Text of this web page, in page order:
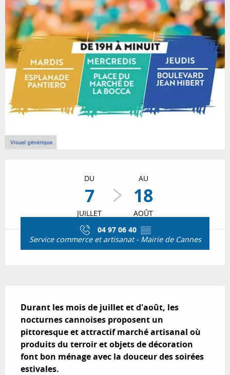
DU
7
JUILLET
AU
18
AOÛT
04 97 06 40 ▒▒
Service commerce et artisanat - Mairie de Cannes
Durant les mois de juillet et d'août, les
nocturnes cannoises proposent un
pittoresque et attractif marché artisanal où
produits du terroir et objets de décoration
font bon ménage avec la douceur des soirées
estivales.